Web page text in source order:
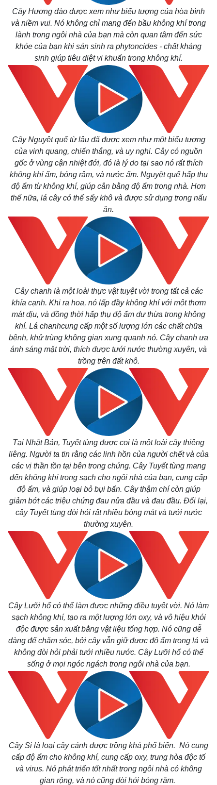
Thế giới
Quan sát
Cuộc sống đó đây
Hồ sơ
Multimedia
Video
Ảnh
E-Magazine
Infographic
Kinh tế
Bất động sản
Khởi nghiệp
Thị trường
Giá vàng
Tiêu dùng
Tỷ giá
Chứng khoán
Giá cà phê
Cây Hương đào được xem như biểu tượng của hòa bình
và niềm vui. Nó không chỉ mang đến bầu không khí trong
lành trong ngôi nhà của bạn mà còn quan tâm đến sức
khỏe của bạn khi sản sinh ra phytoncides - chất kháng
sinh giúp tiêu diệt vi khuẩn trong không khí.
Cây Nguyệt quế từ lâu đã được xem như một biểu tượng
của vinh quang, chiến thắng, và uy nghi. Cây có nguồn
gốc ở vùng cận nhiệt đới, đó là lý do tại sao nó rất thích
không khí ẩm, bóng râm, và nước ấm. Nguyệt quế hấp thụ
độ ẩm từ không khí, giúp cân bằng độ ẩm trong nhà. Hơn
thế nữa, lá cây có thể sấy khô và được sử dụng trong nấu
ăn.
Cây chanh là một loài thực vật tuyệt vời trong tất cả các
khía cạnh. Khi ra hoa, nó lấp đầy không khí với một thơm
mát dịu, và đồng thời hấp thụ độ ẩm dư thừa trong không
khí. Lá chanhcung cấp một số lượng lớn các chất chữa
bệnh, khử trùng không gian xung quanh nó. Cây chanh ưa
ánh sáng mặt trời, thích được tưới nước thường xuyên, và
trồng trên đất khô.
Tại Nhật Bản, Tuyết tùng được coi là một loài cây thiêng
liêng. Người ta tin rằng các linh hồn của người chết và của
các vị thần tồn tại bên trong chúng. Cây Tuyết tùng mang
đến không khí trong sạch cho ngôi nhà của bạn, cung cấp
độ ẩm, và giúp loại bỏ bụi bẩn. Cây thậm chí còn giúp
giảm bớt các triệu chứng đau nửa đầu và đau đầu. Đổi lại,
cây Tuyết tùng đòi hỏi rất nhiều bóng mát và tưới nước
thường xuyên.
Cây Lưỡi hổ có thể làm được những điều tuyệt vời. Nó làm
sạch không khí, tạo ra một lượng lớn oxy, và vô hiệu khói
độc được sản xuất bằng vật liệu tổng hợp. Nó cũng dễ
dàng để chăm sóc, bởi cây vẫn giữ được độ ẩm trong lá và
không đòi hỏi phải tưới nhiều nước. Cây Lưỡi hổ có thể
sống ở mọi ngóc ngách trong ngôi nhà của bạn.
Cây Si là loại cây cảnh được trồng khá phổ biến. Nó cung
cấp độ ẩm cho không khí, cung cấp oxy, trung hòa độc tố
và virus. Nó phát triển tốt nhất trong ngôi nhà có không
gian rộng, và nó cũng đòi hỏi bóng râm.